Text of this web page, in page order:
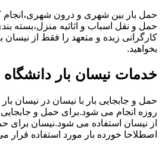
حمل بار بین شهری و درون شهری،انجام
حمل و نقل اسباب و اثاثیه منزل،بسته
کارگرانی زبده و متعهد را فقط از نیسان
بخواهید.
خدمات نیسان بار دانشگاه
حمل و جابجایی بار با نیسان در نیسان
از نیسان استفاده می شود.نیسان برای
اصطلاحا خورده بار مورد استفاده قرار